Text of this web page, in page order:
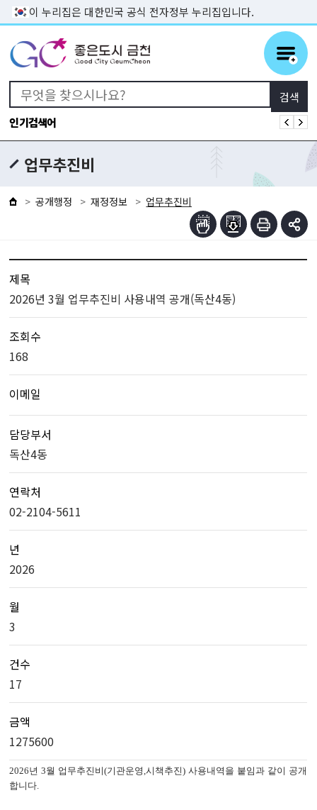
본문 바로가기
이 누리집은 대한민국 공식 전자정부 누리집입니다.
인기검색어
업무추진비
공개행정 재정정보 업무추진비
제목
2026년 3월 업무추진비 사용내역 공개(독산4동)
조회수
168
이메일
담당부서
독산4동
연락처
02-2104-5611
년
2026
월
3
건수
17
금액
1275600
2026년3월 업무추진비(기관운영 ,시책추진)사용내역을 붙임과 같이 공개
합니다